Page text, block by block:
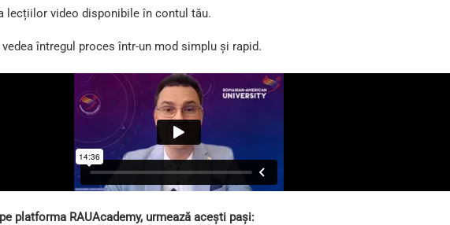
lecțiilor video disponibile în contul tău.
întregul proces într-un mod simplu și rapid.
platforma RAUAcademy, urmează acești pași: